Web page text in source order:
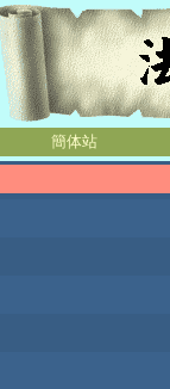
簡体站